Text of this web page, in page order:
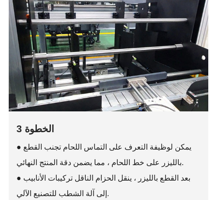
الخطوة 3
● يمكن لوظيفة التعرف على التماس اللحام تجنب القطع
بالليزر على خط اللحام ، مما يضمن دقة المنتج النهائي.
● بعد القطع بالليزر ، ينقل الحزام الناقل تركيبات الأنابيب
إلى آلة الشطب للتصنيع الآلي.